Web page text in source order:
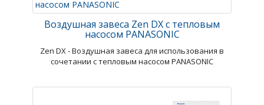
Воздушная завеса Zen DX с тепловым
насосом PANASONIC
Zen DX - Воздушная завеса для использования в
сочетании с тепловым насосом PANASONIC